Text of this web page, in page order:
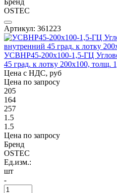
OSTEC
Артикул: 361223
УСВНР45-200х100-1,5-ГЦ
45 град. к лотку 200х100, толщ.
Цена с НДС, руб
Цена по запросу
205
164
257
1.5
1.5
Цена по запросу
Бренд
OSTEC
Ед.изм.:
шт
-